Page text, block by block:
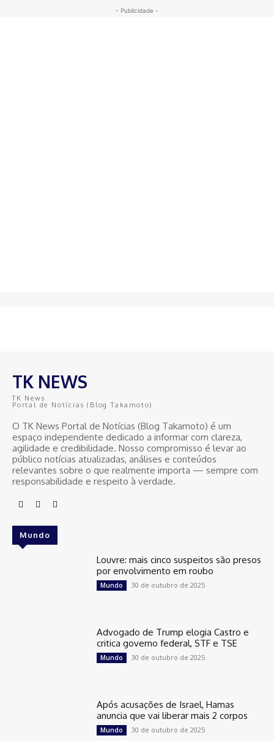
- Publicidade -
TK NEWS
TK News
Portal de Notícias (Blog Takamoto)
O TK News Portal de Notícias (Blog Takamoto) é um
espaço independente dedicado a informar com clareza,
agilidade e credibilidade. Nosso compromisso é levar ao
público notícias atualizadas, análises e conteúdos
relevantes sobre o que realmente importa — sempre com
responsabilidade e respeito à verdade.
Mundo
Louvre: mais cinco suspeitos são presos
por envolvimento em roubo
Mundo 30 de outubro de 2025
Advogado de Trump elogia Castro e
critica governo federal, STF e TSE
Mundo 30 de outubro de 2025
Após acusações de Israel, Hamas
anuncia que vai liberar mais 2 corpos
Mundo 30 de outubro de 2025